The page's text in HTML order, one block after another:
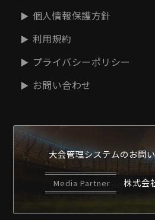
個人情報保護方針
利用規約
プライバシーポリシー
お問い合わせ
大会管理システムのお問
Media Partner 株式会